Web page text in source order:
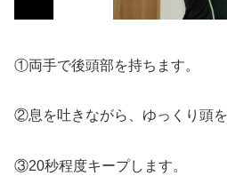
①両手で後頭部を持ちます。
②息を吐きながら、ゆっくり頭を
③20秒程度キープします。